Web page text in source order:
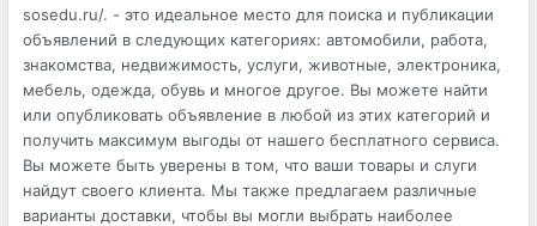
sosedu.ru/. - это идеальное место для поиска и публикации
объявлений в следующих категориях: автомобили, работа,
знакомства, недвижимость, услуги, животные, электроника,
мебель, одежда, обувь и многое другое. Вы можете найти
или опубликовать объявление в любой из этих категорий и
получить максимум выгоды от нашего бесплатного сервиса.
Вы можете быть уверены в том, что ваши товары и слуги
найдут своего клиента. Мы также предлагаем различные
варианты доставки, чтобы вы могли выбрать наиболее